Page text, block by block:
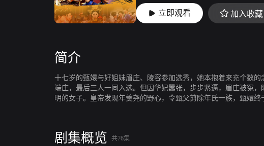
立即观看 加入收藏
简介
十七岁的甄嬛与好姐妹眉庄、陵容参加选秀，她本抱着来充个数
端庄，最后三人一同入选。但因华妃嚣张，步步紧逼，眉庄被冤
明的女子。皇帝发现年羹尧的野心，令甄父剪除年氏一族，甄嬛
害，最终扳倒皇后。可造化弄人，享尽荣宠的甄嬛，最终却只能看
剧集概览 共76集